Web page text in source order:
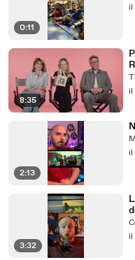
0:11
il
8:35
il
2:13
il
3:32
?
il